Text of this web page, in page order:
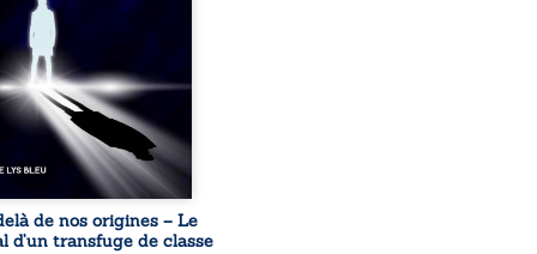
sociale. S’arracher à
exige pourtant un
Pris entre deux
l’homme réalise que
professionnels ne
guérissent ni ...
de nos origines – Le
d’un transfuge de classe